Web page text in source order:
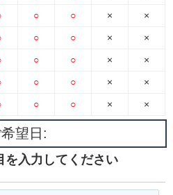
○
○
○
○
○
○
○
○
○
○
×
×
×
×
×
×
×
×
×
×
望日:
を入力してください